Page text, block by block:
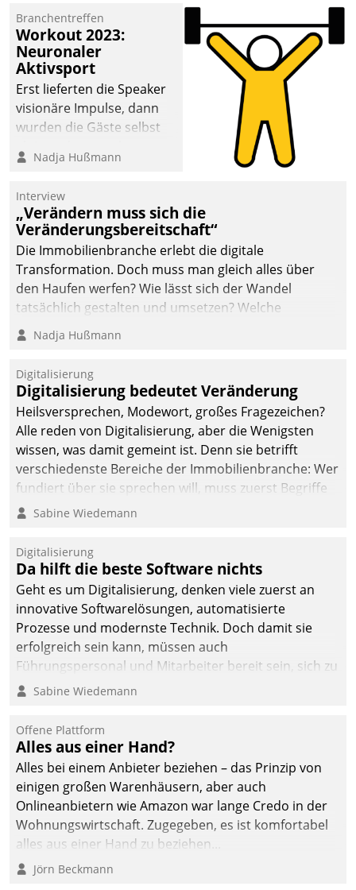
Mammutprojekte
meistern und Workloads
wuppen – bei zunehmend
anspruchsvollen
Aufgaben und
abnehmendem
Branchentreffen
Workout 2023:
Neuronaler
Aktivsport
Erst lieferten die Speaker
visionäre Impulse, dann
wurden die Gäste selbst
methodisch
Quartier. Dazwischen
zeigte Datatrain, was es
Neues zu bieten hat.
Nadja Hußmann
Interview
„Verändern muss sich die
Veränderungsbereitschaft“
Die Immobilienbranche erlebt die digitale
Transformation. Doch muss man gleich alles über
den Haufen werfen? Wie lässt sich der Wandel
tatsächlich gestalten und umsetzen? Welche
Argumente zählen wirklich?
Nadja Hußmann
Digitalisierung
Digitalisierung bedeutet Veränderung
Heilsversprechen, Modewort, großes Fragezeichen?
Alle reden von Digitalisierung, aber die Wenigsten
wissen, was damit gemeint ist. Denn sie betrifft
verschiedenste Bereiche der Immobilienbranche: Wer
fundiert über sie sprechen will, muss zuerst Begriffe
klären. Ein Aspekt ist die betriebliche Optimierung:
Einsparungen durch optimierte und automatisierte
Prozesse. Doch man darf nicht zu viel erwarten: Allein
mit der Einführung einer neuen Software ist es nicht
getan. Die Digitalisierung erfordert von Unternehmen
die Bereitschaft, sich zu überprüfen, zu hinterfragen
und zu verändern.
Sabine Wiedemann
Digitalisierung
Da hilft die beste Software nichts
Geht es um Digitalisierung, denken viele zuerst an
innovative Softwarelösungen, automatisierte
Prozesse und modernste Technik. Doch damit sie
erfolgreich sein kann, müssen auch
Führungspersonal und Mitarbeiter bereit sein, sich zu
verändern und anzupassen, sonst werden sie an ihr
Sabine Wiedemann
Offene Plattform
Alles aus einer Hand?
Alles bei einem Anbieter beziehen – das Prinzip von
einigen großen Warenhäusern, aber auch
Onlineanbietern wie Amazon war lange Credo in der
Wohnungswirtschaft. Zugegeben, es ist komfortabel
alles aus einer Hand zu beziehen...
Jörn Beckmann